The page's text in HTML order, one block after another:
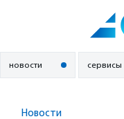
новости сервисы
Новости